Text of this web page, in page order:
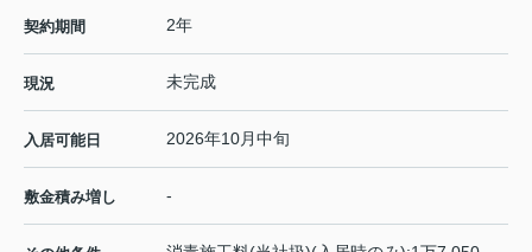
契約期間 2年
現況 未完成
入居可能日 2026年10月中旬
敷金積み増し -